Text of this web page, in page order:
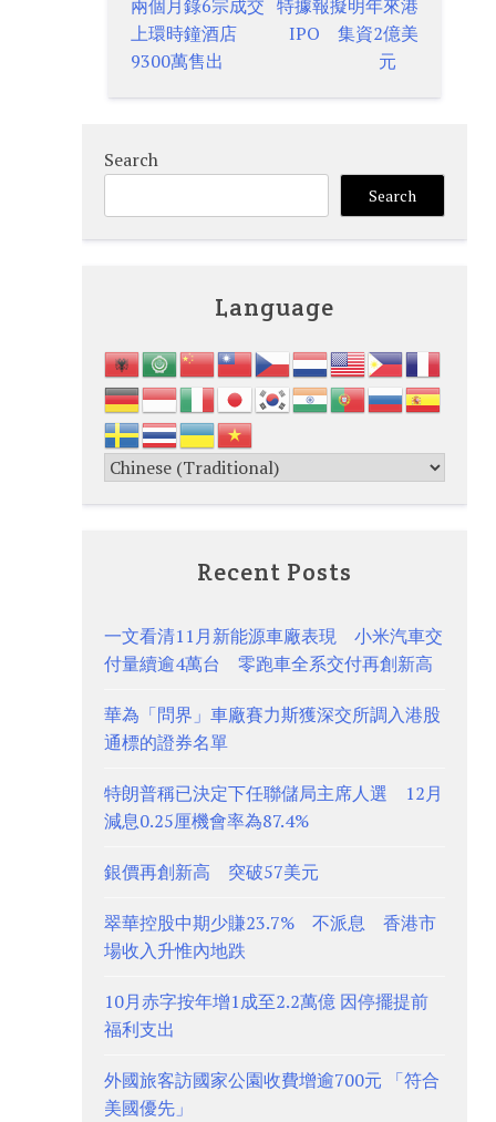
navigation
兩個月錄6宗成交
上環時鐘酒店
9300萬售出
特據報擬明年來港
IPO 集資2億美
元
Search
Search
Language
Recent Posts
一文看清11月新能源車廠表現 小米汽車交
付量續逾4萬台 零跑車全系交付再創新高
華為「問界」車廠賽力斯獲深交所調入港股
通標的證券名單
特朗普稱已決定下任聯儲局主席人選 12月
減息0.25厘機會率為87.4%
銀價再創新高 突破57美元
翠華控股中期少賺23.7% 不派息 香港市
場收入升惟內地跌
10月赤字按年增1成至2.2萬億 因停擺提前
福利支出
外國旅客訪國家公園收費增逾700元 「符合
美國優先」